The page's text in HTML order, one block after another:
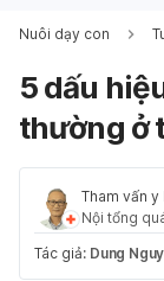
Nuôi dạy con
5 dấu
thường ở
Tham vấn y
Nội tổng
Tác giả: Dung